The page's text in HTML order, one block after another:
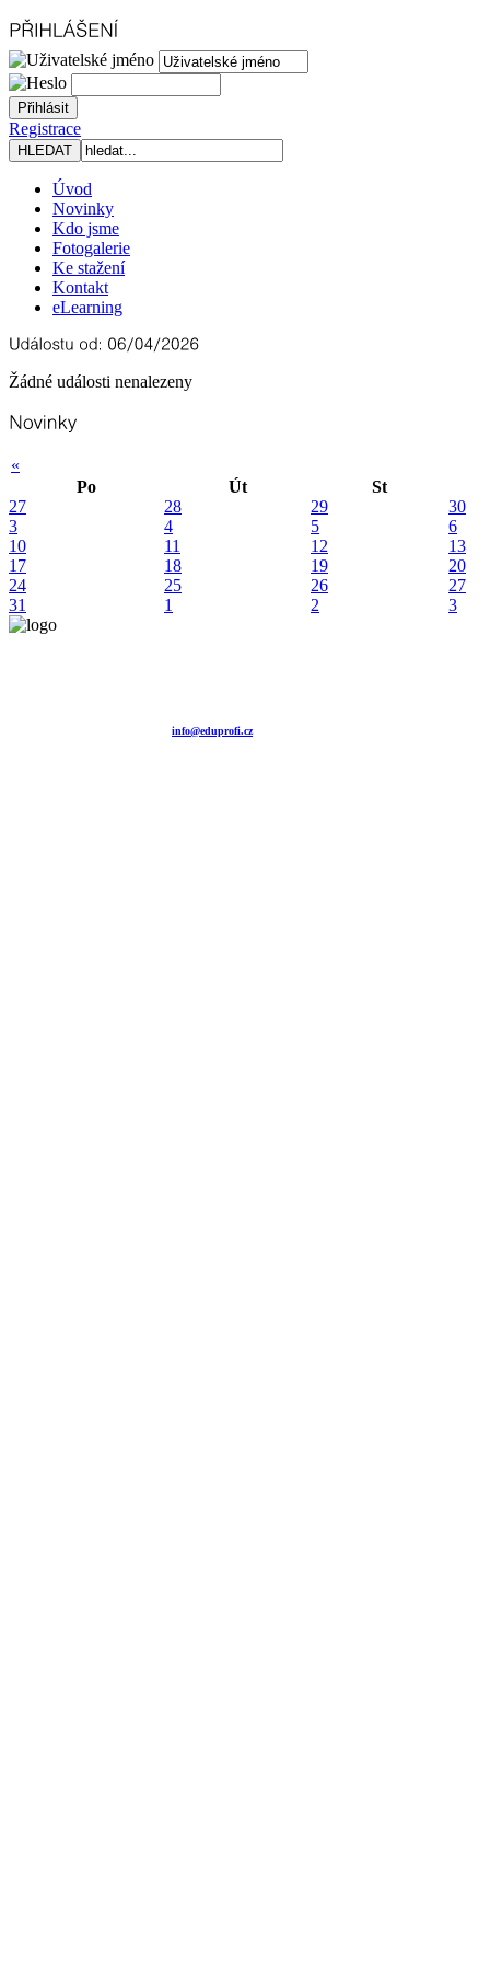
Registrace
Úvod
Novinky
Kdo jsme
Fotogalerie
Ke stažení
Kontakt
eLearning
Žádné události nenalezeny
«
Po
Út
St
27
28 29
30
3
4 5
6
10
11 12
13
17
18 19
20
24
25 26
27
31
1 2 3
info@eduprofi.cz